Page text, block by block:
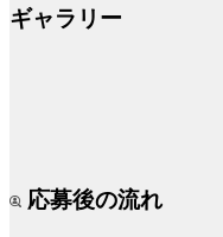
ギャラリー
応募後の流れ